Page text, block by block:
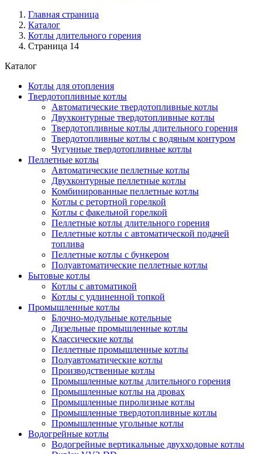
Главная страница
Каталог
Котлы длительного горения
Страница 14
Каталог
Котлы для отопления
Твердотопливные котлы
Автоматические твердотопливные котлы
Двухконтурные твердотопливные котлы
Твердотопливные котлы длительного горения
Твердотопливные котлы с водяным контуром
Чугунные твердотопливные котлы
Пеллетные котлы
Автоматические пеллетные котлы
Двухконтурные пеллетные котлы
Комбинированные пеллетные котлы
Котлы с ретортной горелкой
Котлы с факельной горелкой
Пеллетные котлы длительного горения
Пеллетные котлы с автоматической подачей
топлива
Пеллетные котлы с бункером
Полуавтоматические пеллетные котлы
Бытовые котлы
Котлы с автоматикой
Котлы с удлиненной топкой
Промышленные котлы
Блочно-модульные котельные
Дизельные промышленные котлы
Классические котлы
Пеллетные промышленные котлы
Полуавтоматические котлы
Производственные котлы
Промышленные котлы длительного горения
Промышленные котлы на дровах
Промышленные пиролизные котлы
Промышленные твердотопливные котлы
Промышленные угольные котлы
Водогрейные котлы
Водогрейные вертикальные двухходовые котлы